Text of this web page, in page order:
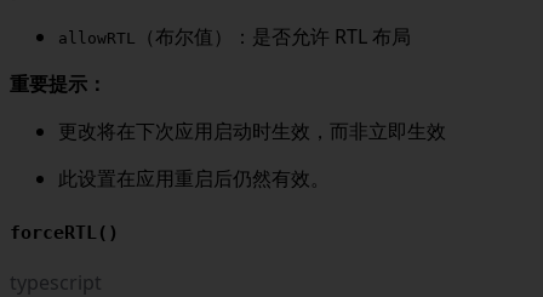
allowRTL
（布尔值）：是否允许 RTL 布局
重要提示：
更改将在下次应用启动时生效，而非立即生效
此设置在应用重启后仍然有效。
forceRTL()
typescript